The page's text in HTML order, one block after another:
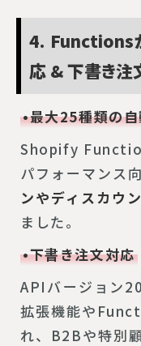
4. Functions
応 & 下書き注
•最大25種類の
Shopify
パフォーマンス
ンやディスカウ
ました。
•下書き注文対応
APIバージョン
拡張機能や
れ、B2Bや特別